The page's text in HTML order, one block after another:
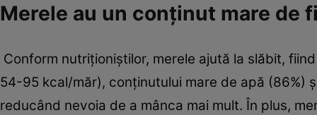
Merele au un conținut mare de
Conform nutriționiștilor, merele ajută la slăbit,
54-95 kcal/măr), conținutului mare de apă (86%)
reducând nevoia de a mânca mai mult. În plus,